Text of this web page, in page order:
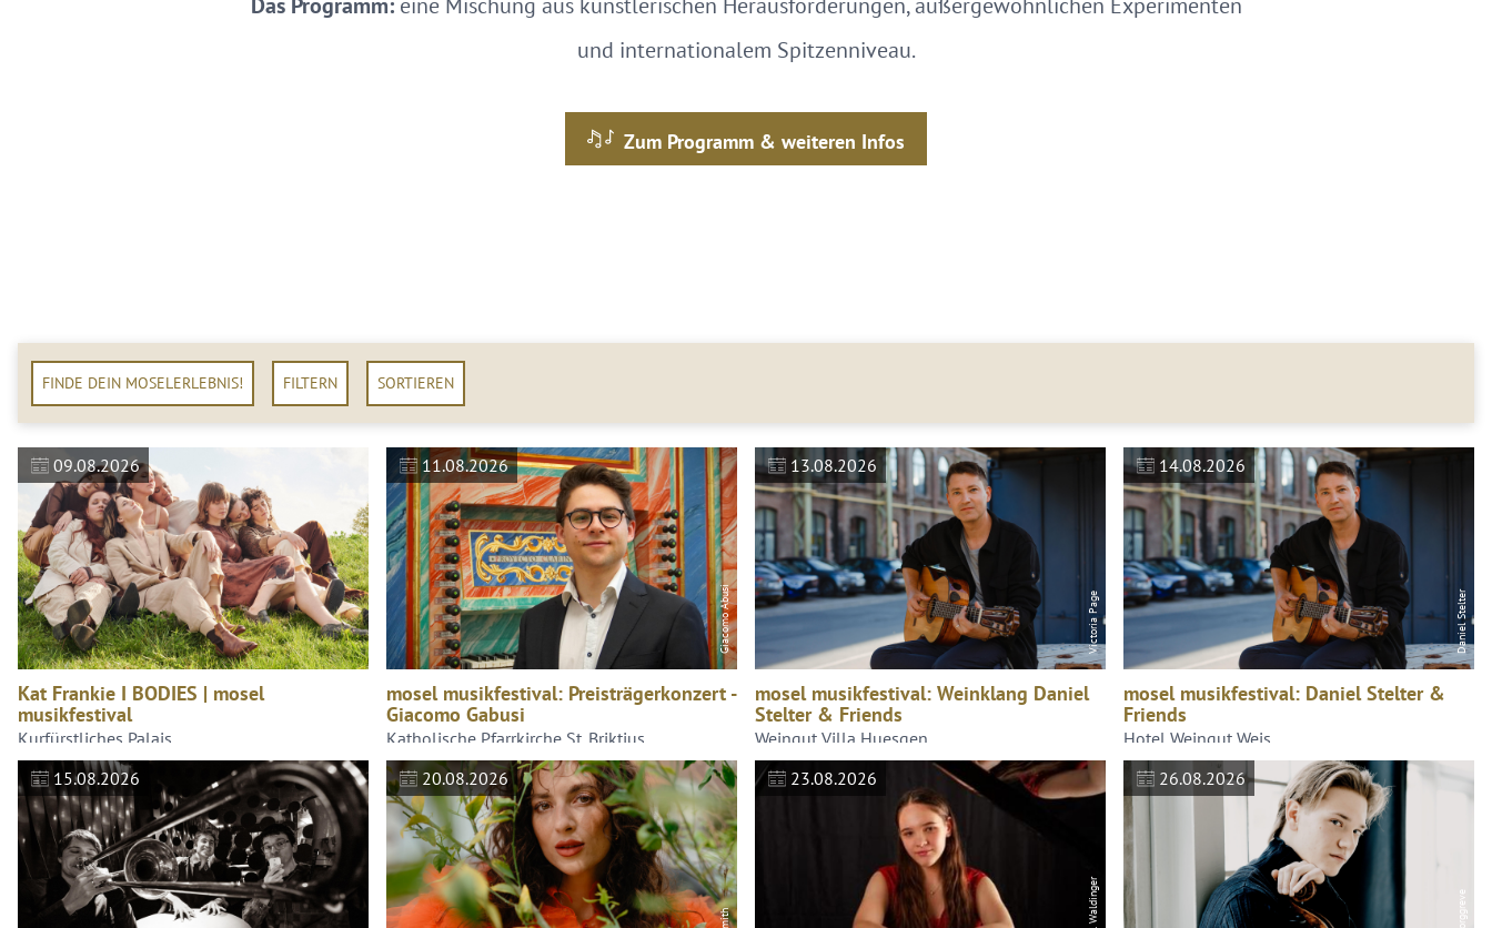
und internationalem Spitzenniveau.
Zum Programm & weiteren Infos
FINDE DEIN MOSELERLEBNIS! FILTERN SORTIEREN
09.08.2026
Kat Frankie I BODIES | mosel
musikfestival
Kurfürstliches Palais
Giacomo Abusi
11.08.2026
mosel musikfestival: Preisträgerkonzert -
Giacomo Gabusi
Katholische Pfarrkirche St. Briktius
Victoria Page
13.08.2026
mosel musikfestival: Weinklang Daniel
Stelter & Friends
Weingut Villa Huesgen
Daniel Stelter
14.08.2026
mosel musikfestival: Daniel Stelter &
Friends
Hotel Weingut Weis
15.08.2026
20.08.2026 23.08.2026 26.08.2026